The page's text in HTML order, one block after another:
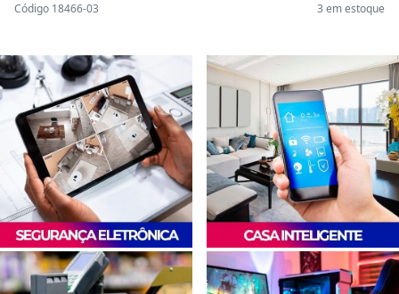
Código 18466-03
3 em estoque